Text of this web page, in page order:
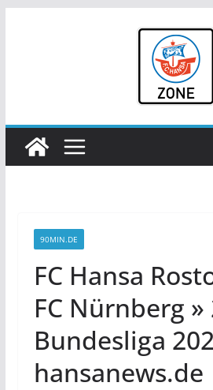
90MIN.DE
FC Hansa
FC Nürnberg »
Bundesliga
hansanews.de